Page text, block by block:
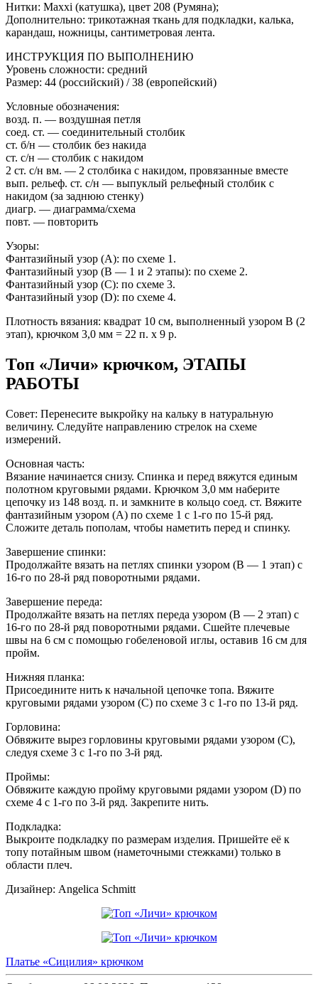
Нитки: Maxxi (катушка), цвет 208 (Румяна);
Дополнительно: трикотажная ткань для подкладки, калька,
карандаш, ножницы, сантиметровая лента.
ИНСТРУКЦИЯ ПО ВЫПОЛНЕНИЮ
Уровень сложности: средний
Размер: 44 (российский) / 38 (европейский)
Условные обозначения:
возд. п. — воздушная петля
соед. ст. — соединительный столбик
ст. б/н — столбик без накида
ст. с/н — столбик с накидом
2 ст. с/н вм. — 2 столбика с накидом, провязанные вместе
вып. рельеф. ст. с/н — выпуклый рельефный столбик с
накидом (за заднюю стенку)
диагр. — диаграмма/схема
повт. — повторить
Узоры:
Фантазийный узор (A): по схеме 1.
Фантазийный узор (B — 1 и 2 этапы): по схеме 2.
Фантазийный узор (C): по схеме 3.
Фантазийный узор (D): по схеме 4.
Плотность вязания: квадрат 10 см, выполненный узором B (2
этап), крючком 3,0 мм = 22 п. х 9 р.
Топ «Личи» крючком, ЭТАПЫ
РАБОТЫ
Совет: Перенесите выкройку на кальку в натуральную
величину. Следуйте направлению стрелок на схеме
измерений.
Основная часть:
Вязание начинается снизу. Спинка и перед вяжутся единым
полотном круговыми рядами. Крючком 3,0 мм наберите
цепочку из 148 возд. п. и замкните в кольцо соед. ст. Вяжите
фантазийным узором (A) по схеме 1 с 1-го по 15-й ряд.
Сложите деталь пополам, чтобы наметить перед и спинку.
Завершение спинки:
Продолжайте вязать на петлях спинки узором (B — 1 этап) с
16-го по 28-й ряд поворотными рядами.
Завершение переда:
Продолжайте вязать на петлях переда узором (B — 2 этап) с
16-го по 28-й ряд поворотными рядами. Сшейте плечевые
швы на 6 см с помощью гобеленовой иглы, оставив 16 см для
пройм.
Нижняя планка:
Присоедините нить к начальной цепочке топа. Вяжите
круговыми рядами узором (C) по схеме 3 с 1-го по 13-й ряд.
Горловина:
Обвяжите вырез горловины круговыми рядами узором (C),
следуя схеме 3 с 1-го по 3-й ряд.
Проймы:
Обвяжите каждую пройму круговыми рядами узором (D) по
схеме 4 с 1-го по 3-й ряд. Закрепите нить.
Подкладка:
Выкроите подкладку по размерам изделия. Пришейте её к
топу потайным швом (наметочными стежками) только в
области плеч.
Дизайнер: Angelica Schmitt
Платье «Сицилия» крючком